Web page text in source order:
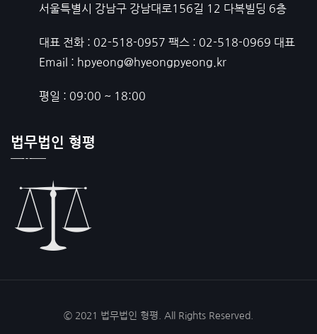
서울특별시 강남구 강남대로156길 12 다복빌딩 6층
대표 전화 : 02-518-0957 팩스 : 02-518-0969 대표
Email : hpyeong@hyeongpyeong.kr
평일 : 09:00 ~ 18:00
법무법인 형평
© 2021 법무법인 형평. All Rights Reserved.